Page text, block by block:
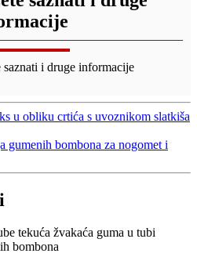
u obliku crtića s uvoznikom slatkiša
gumenih bombona za nogomet i